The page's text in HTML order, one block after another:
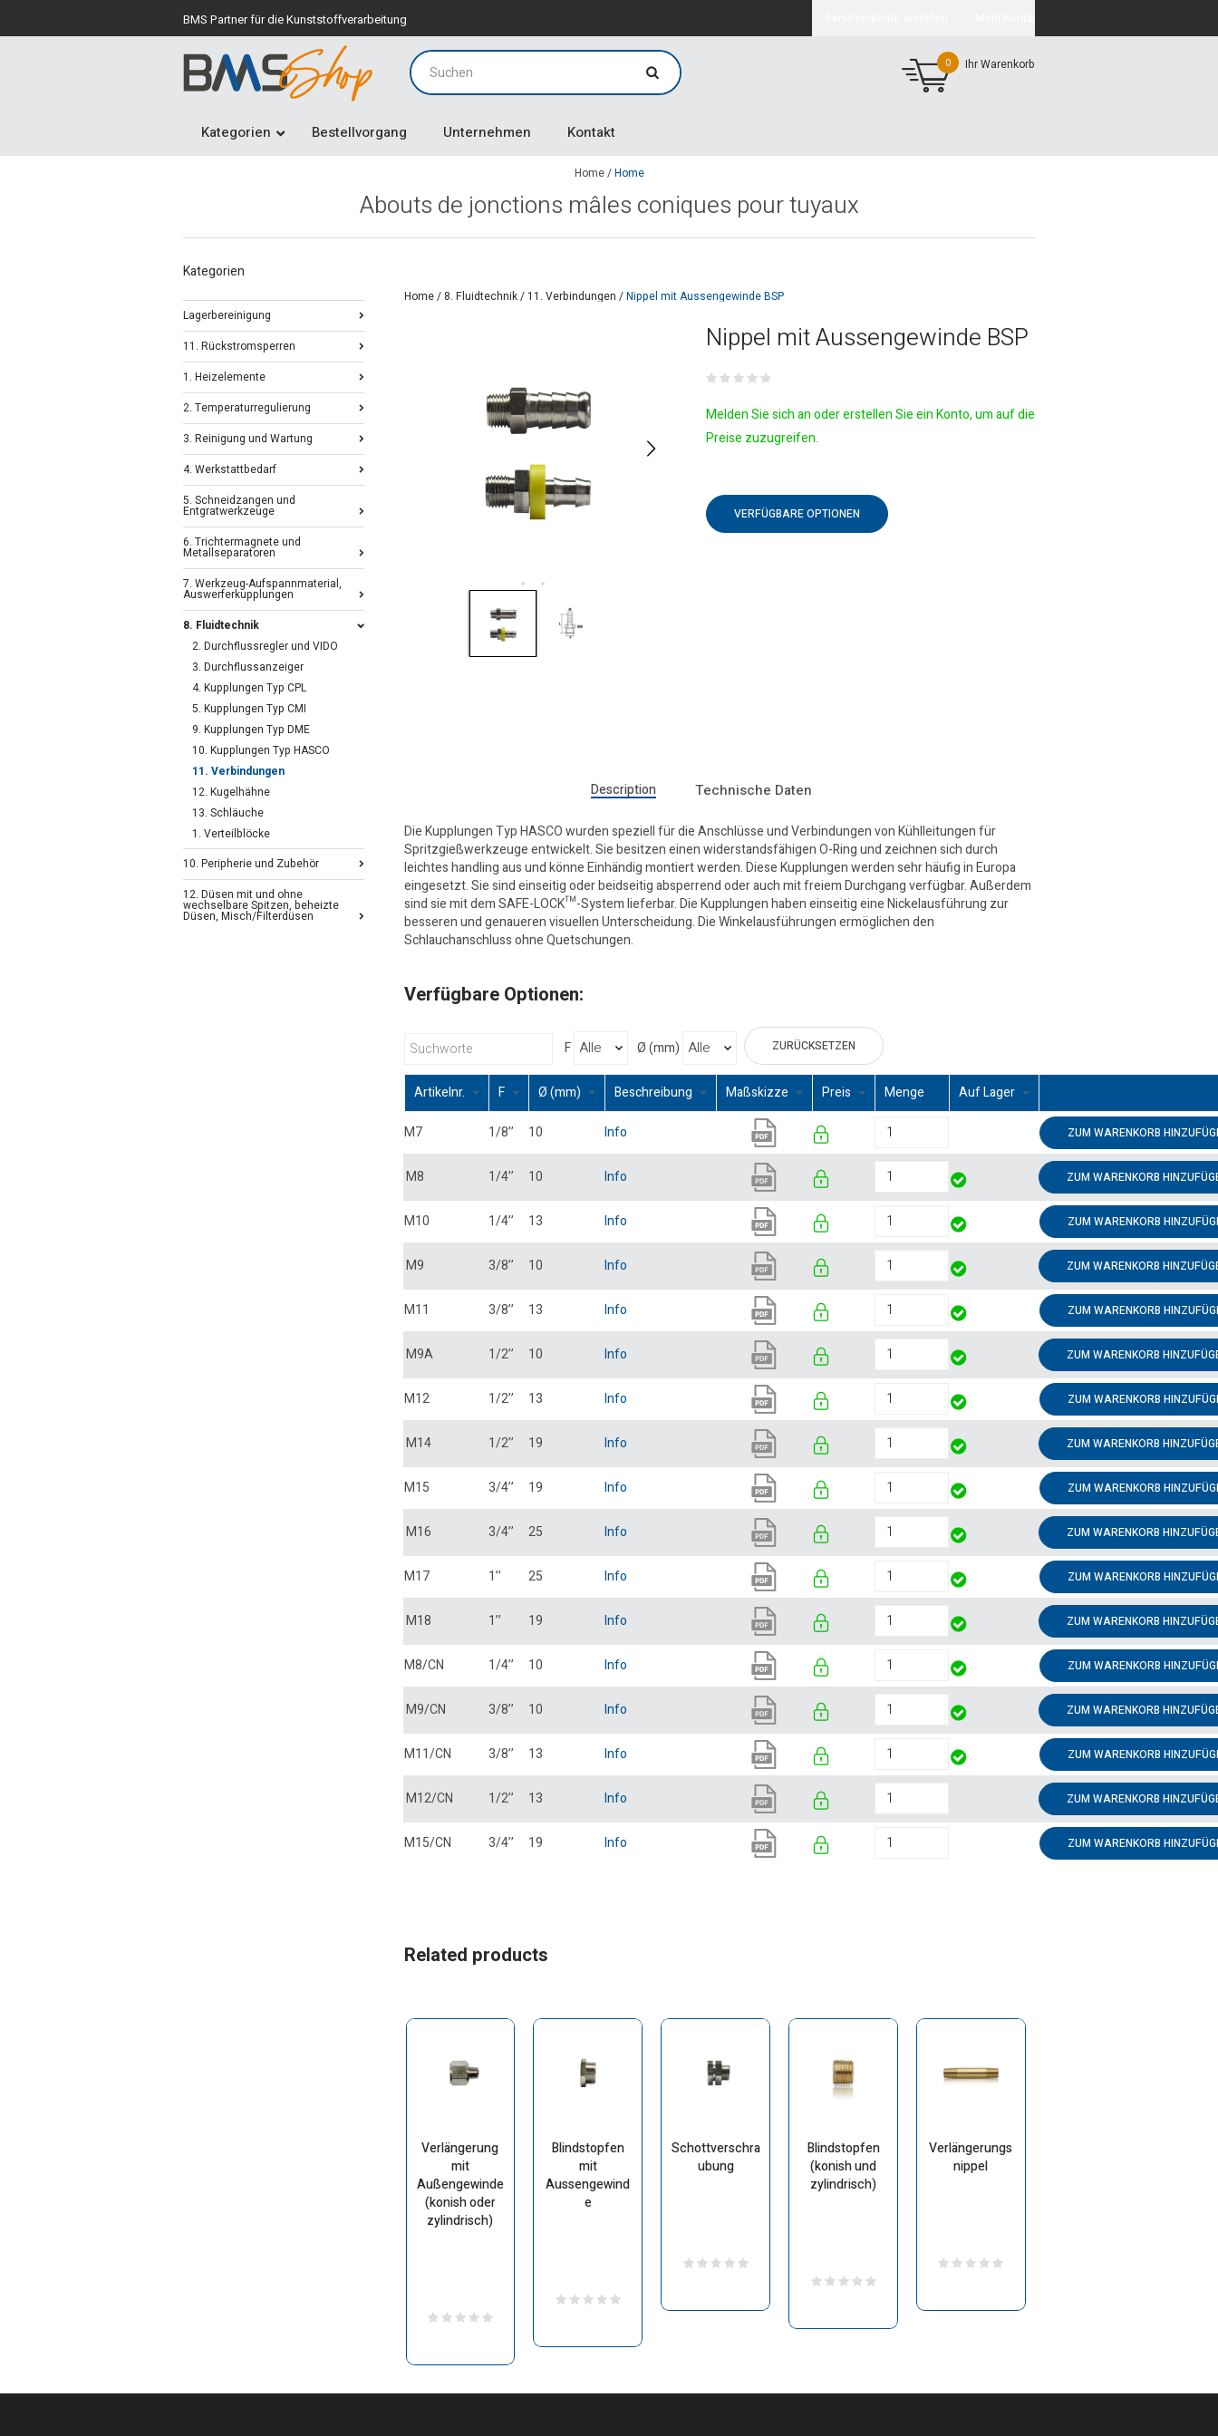
BMS Partner für die Kunststoffverarbeitung
0 Ihr Warenkorb
Kategorien Bestellvorgang Unternehmen Kontakt
Home/Home
Abouts de jonctions mâles coniques pour tuyaux
Home/8. Fluidtechnik/11. Verbindungen /Nippel mit Aussengewinde BSP
Nippel mit Aussengewinde BSP
Melden Sie sich an oder erstellen Sie ein Konto, um auf die
Preise zuzugreifen.
VERFÜGBARE OPTIONEN
Description Technische Daten
Die Kupplungen Typ HASCO wurden speziell für die Anschlüsse und Verbindungen von Kühlleitungen für
Spritzgießwerkzeuge entwickelt. Sie besitzen einen widerstandsfähigen O-Ring und zeichnen sich durch
leichtes handling aus und könne Einhändig montiert werden. Diese Kupplungen werden sehr häufig in Europa
eingesetzt. Sie sind einseitig oder beidseitig absperrend oder auch mit freiem Durchgang verfügbar. Außerdem
sind sie mit dem SAFE-LOCK™-System lieferbar. Die Kupplungen haben einseitig eine Nickelausführung zur
besseren und genaueren visuellen Unterscheidung. Die Winkelausführungen ermöglichen den
Schlauchanschluss ohne Quetschungen.
Verfügbare Optionen:
F Ø (mm) ZURÜCKSETZEN
Artikelnr. F Ø (mm) Beschreibung Maßskizze Preis Menge Auf Lager
M7 1/8’’ 10 Info ZUM WARENKORB
M8 1/4’’ 10 Info ZUM WARENKORB
M10 1/4’’ 13 Info ZUM WARENKORB
M9 3/8’’ 10 Info ZUM WARENKORB
M11 3/8’’ 13 Info ZUM WARENKORB
M9A 1/2’’ 10 Info ZUM WARENKORB
M12 1/2’’ 13 Info ZUM WARENKORB
M14 1/2’’ 19 Info ZUM WARENKORB
M15 3/4’’ 19 Info ZUM WARENKORB
M16 3/4’’ 25 Info ZUM WARENKORB
M17 1’’ 25 Info ZUM WARENKORB
M18 1’’ 19 Info ZUM WARENKORB
M8/CN 1/4’’ 10 Info ZUM WARENKORB
M9/CN 3/8’’ 10 Info ZUM WARENKORB
M11/CN 3/8’’ 13 Info ZUM WARENKORB
M12/CN 1/2’’ 13 Info ZUM WARENKORB
M15/CN 3/4’’ 19 Info ZUM WARENKORB
Related products
Verlängerung
mit
Außengewinde
(konish oder
zylindrisch)
Blindstopfen
mit
Aussengewind
e
Schottverschra
ubung
Blindstopfen
(konish und
zylindrisch)
Verlängerungs
nippel
Kategorien
Lagerbereinigung
11. Rückstromsperren
1. Heizelemente
2. Temperaturregulierung
3. Reinigung und Wartung
4. Werkstattbedarf
5. Schneidzangen und
Entgratwerkzeuge
6. Trichtermagnete und
Metallseparatoren
7. Werkzeug-Aufspannmaterial,
Auswerferkupplungen
8. Fluidtechnik
2. Durchflussregler und VIDO
3. Durchflussanzeiger
4. Kupplungen Typ CPL
5. Kupplungen Typ CMI
9. Kupplungen Typ DME
10. Kupplungen Typ HASCO
11. Verbindungen
12. Kugelhähne
13. Schläuche
1. Verteilblöcke
10. Peripherie und Zubehör
12. Düsen mit und ohne
wechselbare Spitzen, beheizte
Düsen, Misch/Filterdüsen